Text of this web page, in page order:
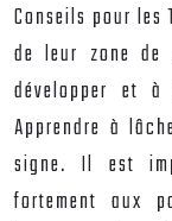
Conseils pour les
de leur zone
développer et à
Apprendre à
signe. Il est
fortement aux